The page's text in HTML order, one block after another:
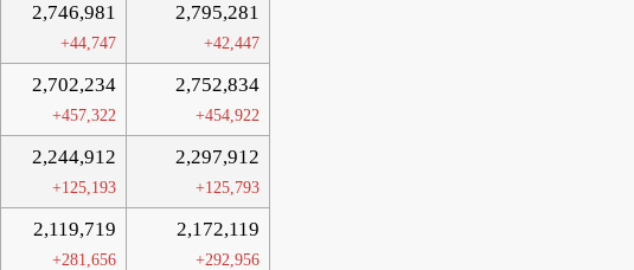
2,746,981
+44,747
2,795,281
+42,447
2,702,234
+457,322
2,752,834
+454,922
2,244,912
+125,193
2,297,912
+125,793
2,119,719
+281,656
2,172,119
+292,956